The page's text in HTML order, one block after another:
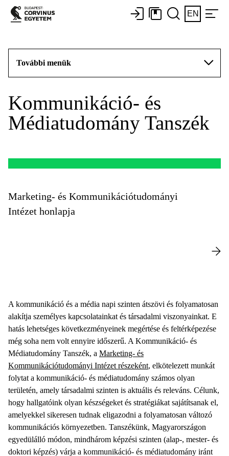
EN
További menük
Kommunikáció- és
Médiatudomány Tanszék
Marketing- és Kommunikációtudományi
Intézet honlapja
A kommunikáció és a média napi szinten átszövi és folyamatosan
alakítja személyes kapcsolatainkat és társadalmi viszonyainkat. E
hatás lehetséges következményeinek megértése és feltérképezése
még soha nem volt ennyire időszerű. A Kommunikáció- és
Médiatudomány Tanszék, a Marketing- és
Kommunikációtudományi Intézet részeként, elkötelezett munkát
folytat a kommunikáció- és médiatudomány számos olyan
területén, amely társadalmi szinten is aktuális és releváns. Célunk,
hogy hallgatóink olyan készségeket és stratégiákat sajátítsanak el,
amelyekkel sikeresen tudnak eligazodni a folyamatosan változó
kommunikációs környezetben. Tanszékünk, Magyarországon
egyedülálló módon, mindhárom képzési szinten (alap-, mester- és
doktori képzés) várja a kommunikáció- és médiatudomány iránt